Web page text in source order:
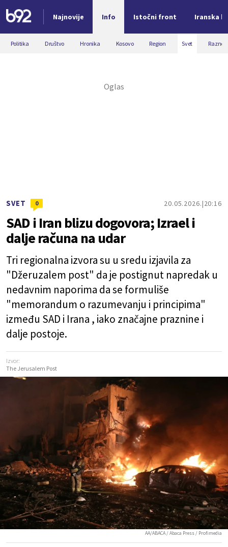
Najnovije Info Istočni front Iranska
Nova vest
Politika Društvo Hronika Kosovo Region Svet Razno
SVET 0 20.05.2026. 20:16
SAD i Iran blizu dogovora; Izrael i
dalje računa na udar
Tri regionalna izvora su u sredu izjavila za
"Džeruzalem post" da je postignut napredak u
nedavnim naporima da se formuliše
"memorandum o razumevanju i principima"
između SAD i Irana , iako značajne praznine i
dalje postoje.
Izvor:
The Jerusalem Post
AA/ABACA / Abaca Press / Profimedia